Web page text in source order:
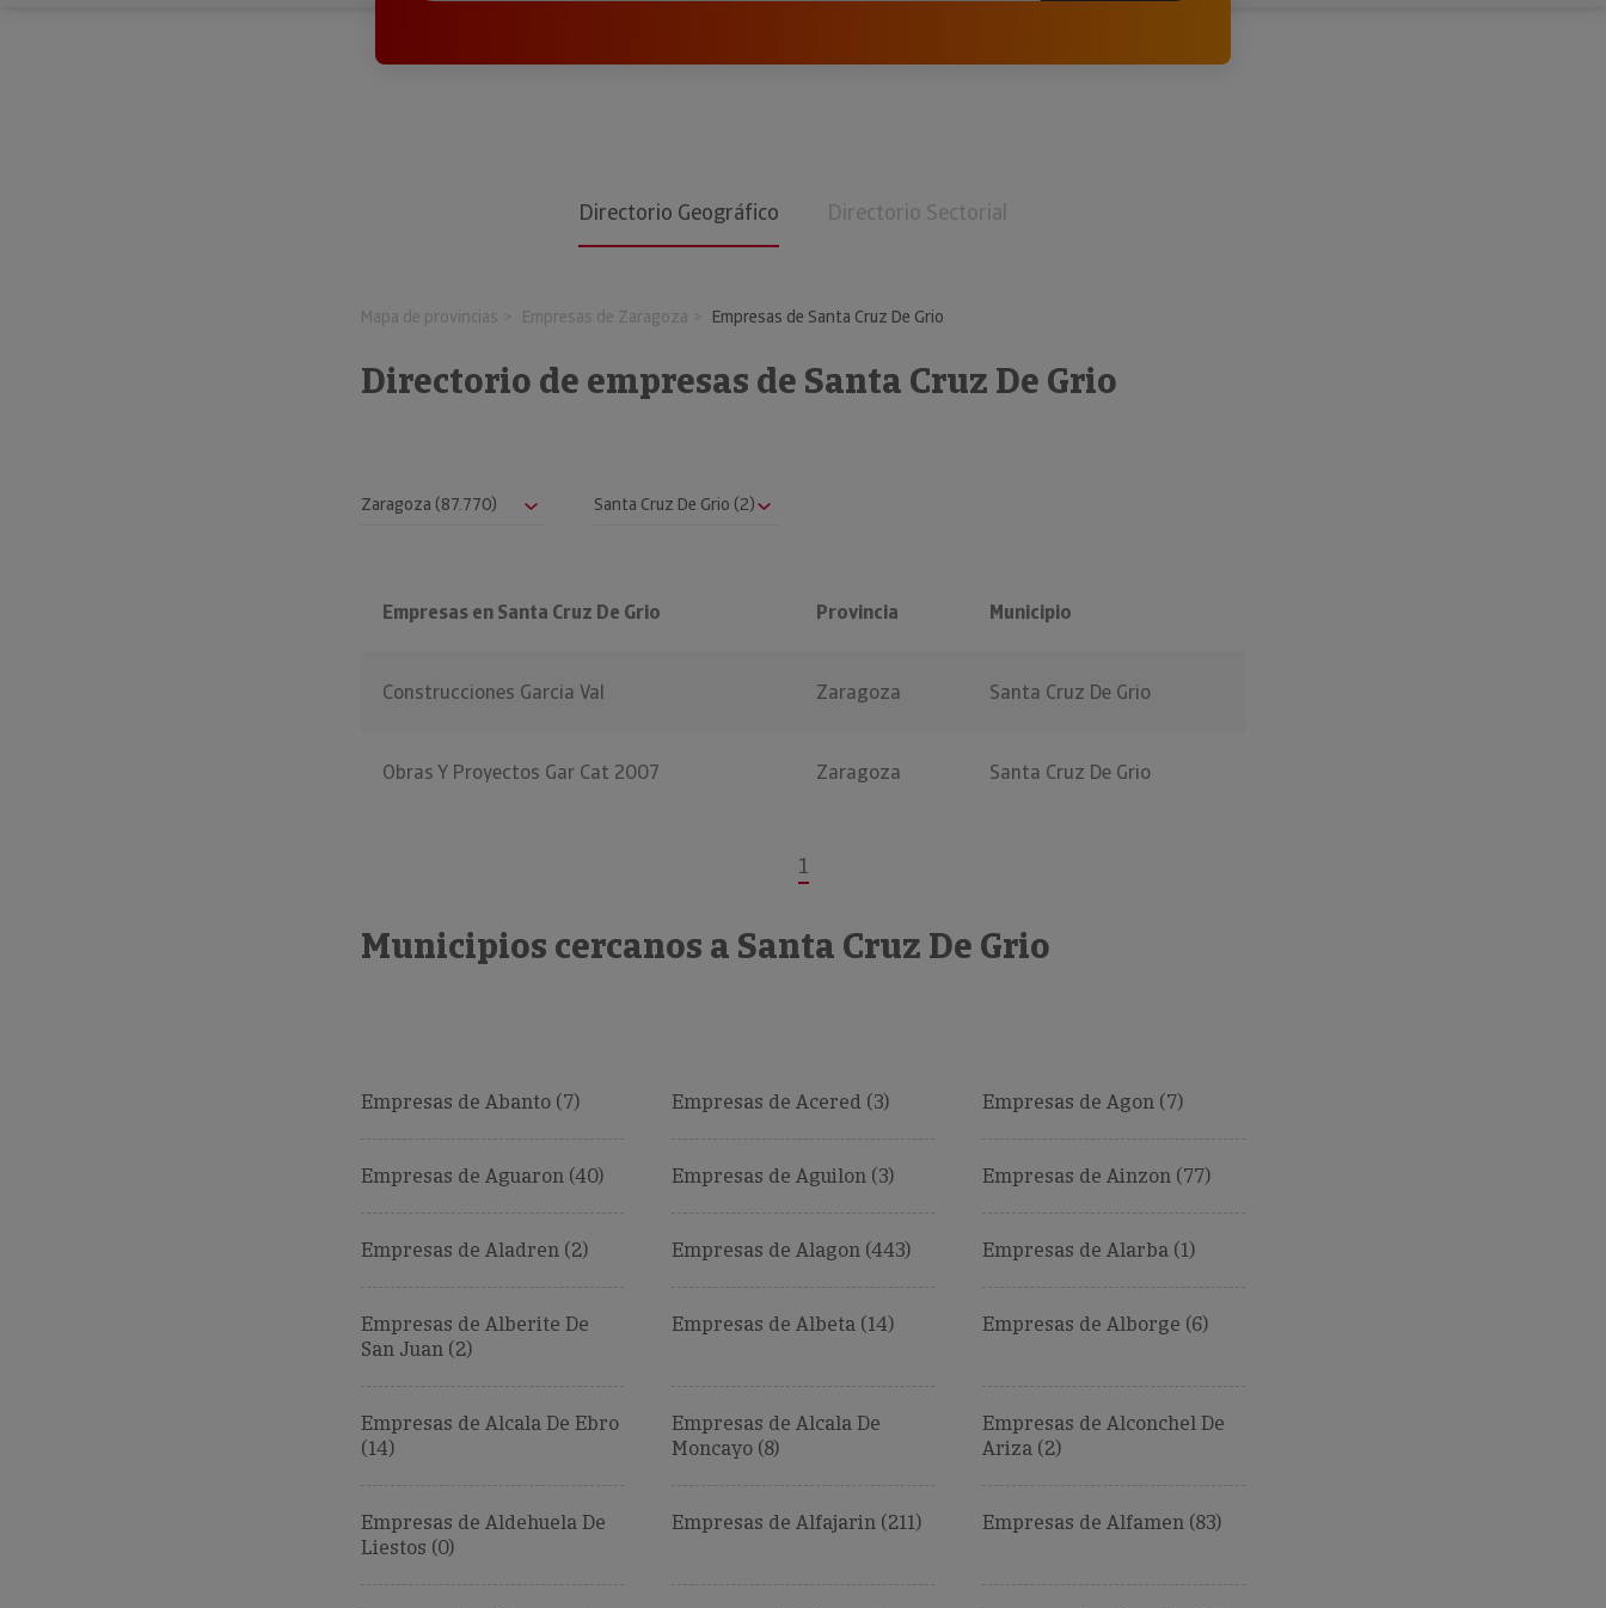
Directorio Geográfico Directorio Sectorial
Mapa de provincias Empresas de Zaragoza Empresas de Santa Cruz De Grio
Directorio de empresas de Santa Cruz De Grio
Empresas en Santa Cruz De Grio Provincia Municipio
Construcciones Garcia Val Zaragoza Santa Cruz De Grio
Obras Y Proyectos Gar Cat 2007 Zaragoza Santa Cruz De Grio
1
Municipios cercanos a Santa Cruz De Grio
Empresas de Abanto (7) Empresas de Acered (3) Empresas de Agon (7)
Empresas de Aguaron (40) Empresas de Aguilon (3) Empresas de Ainzon (77)
Empresas de Aladren (2) Empresas de Alagon (443) Empresas de Alarba (1)
Empresas de Alberite De
San Juan (2)
Empresas de Albeta (14) Empresas de Alborge (6)
Empresas de Alcala De Ebro
(14)
Empresas de Alcala De
Moncayo (8)
Empresas de Alconchel De
Ariza (2)
Empresas de Aldehuela De
Liestos (0)
Empresas de Alfajarin (211) Empresas de Alfamen (83)